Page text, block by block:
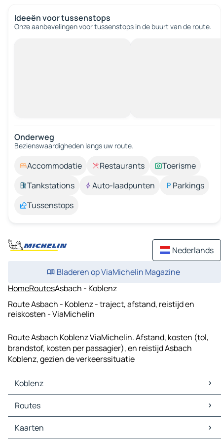
Ideeën voor tussenstops
Onze aanbevelingen voor tussenstops in de buurt van de route.
Onderweg
Bezienswaardigheden langs uw route.
Accommodatie Restaurants
Toerisme
Tankstations
Auto-laadpunten
Parkings
Tussenstops
Nederlands
Bladeren op ViaMichelin Magazine
HomeRoutesAsbach - Koblenz
Route Asbach - Koblenz - traject, afstand, reistijd en
reiskosten - ViaMichelin
Route Asbach Koblenz ViaMichelin. Afstand, kosten (tol,
brandstof, kosten per passagier), en reistijd Asbach
Koblenz, gezien de verkeerssituatie
Koblenz
Koblenz Kaarten
Koblenz Verkeer
Koblenz Hotels
Koblenz Restaurants
Routes
Routes Koblenz - Neuwied
Routes Koblenz - Bad Ems
Kaarten